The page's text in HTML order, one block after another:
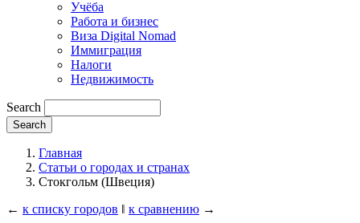
Учёба
Работа и бизнес
Виза Digital Nomad
Иммиграция
Налоги
Недвижимость
Search
Главная
Статьи о городах и странах
Стокгольм (Швеция)
← к списку городов ‖ к сравнению →